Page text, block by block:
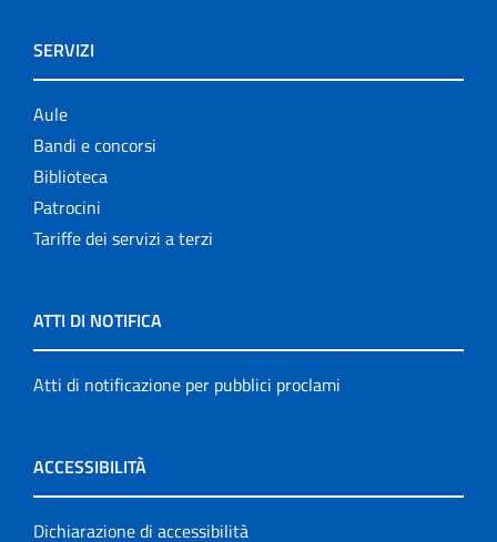
SERVIZI
Aule
Bandi e concorsi
Biblioteca
Patrocini
Tariffe dei servizi a terzi
ATTI DI NOTIFICA
Atti di notificazione per pubblici proclami
ACCESSIBILITÀ
Dichiarazione di accessibilità